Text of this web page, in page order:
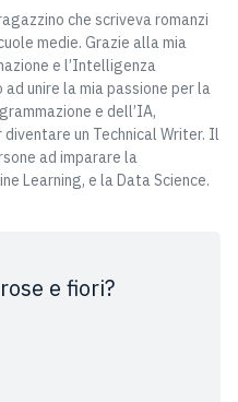
che scriveva romanzi
medie. Grazie alla mia
e l’Intelligenza
unire la mia passione per la
e dell’IA,
un Technical Writer. Il
ad imparare la
Learning, e la Data Science.
e fiori?